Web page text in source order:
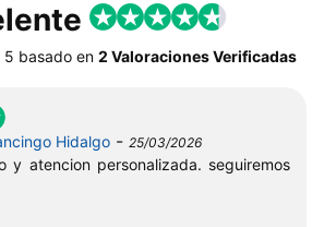
5 basado en 2 Valoraciones Verificadas
Hidalgo - 25/03/2026
y atencion personalizada. seguiremos